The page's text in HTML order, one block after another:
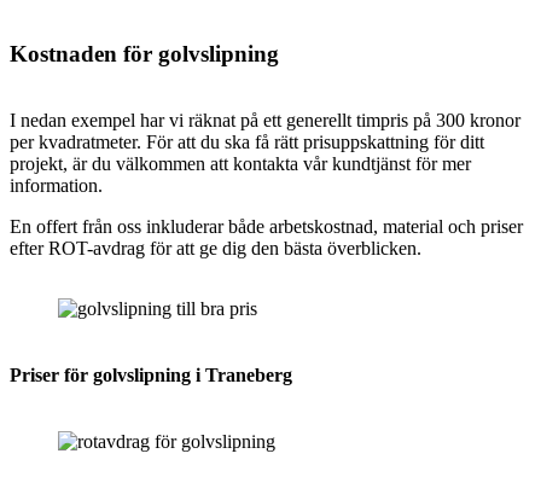
Kostnaden för golvslipning
I nedan exempel har vi räknat på ett generellt timpris på 300 kronor
per kvadratmeter. För att du ska få rätt prisuppskattning för ditt
projekt, är du välkommen att kontakta vår kundtjänst för mer
information.
En offert från oss inkluderar både arbetskostnad, material och priser
efter ROT-avdrag för att ge dig den bästa överblicken.
Priser för golvslipning i Traneberg